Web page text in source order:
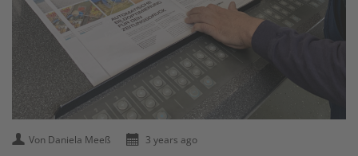
Von Daniela Meeß 3 years ago